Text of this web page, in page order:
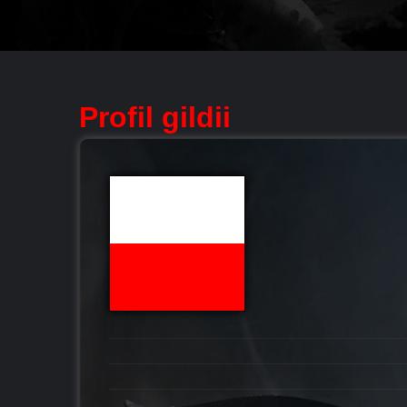
Profil gildii